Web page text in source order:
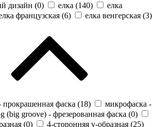
дизайн (0) елка (140)
елка
французская (6) елка венгерская (3)
прокрашенная фаска (18)
микрофаска -
(big groove) - фрезерованная фаска (0)
(0) 4-сторонняя v-образная (25)